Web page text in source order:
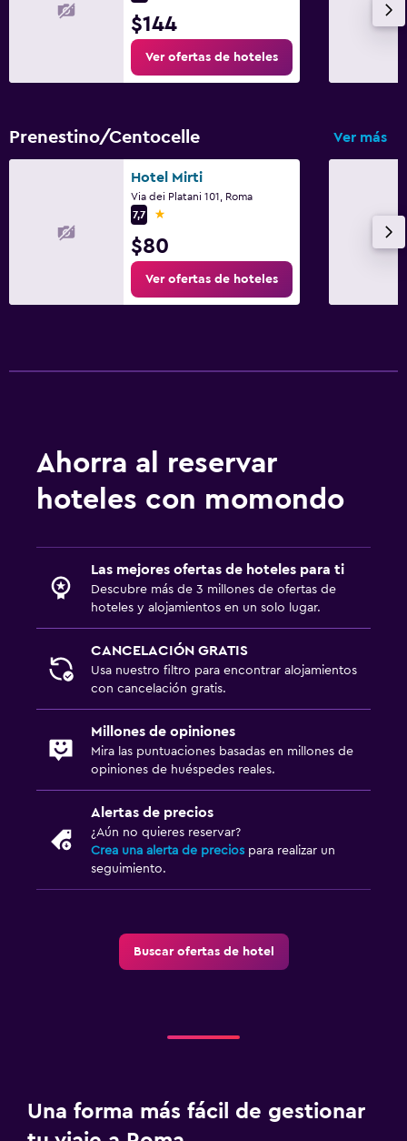
$144
Ver ofertas de hoteles
Prenestino/Centocelle Ver más
Hotel Mirti
Via dei Platani 101, Roma
7,7
1 estrella
$80
Ver ofertas de hoteles
Ahorra al reservar
hoteles con momondo
Las mejores ofertas de hoteles para ti
Descubre más de 3 millones de ofertas de
hoteles y alojamientos en un solo lugar.
CANCELACIÓN GRATIS
Usa nuestro filtro para encontrar alojamientos
con cancelación gratis.
Millones de opiniones
Mira las puntuaciones basadas en millones de
opiniones de huéspedes reales.
Alertas de precios
¿Aún no quieres reservar?
Crea una alerta de precios para realizar un
seguimiento.
Buscar ofertas de hotel
Una forma más fácil de gestionar